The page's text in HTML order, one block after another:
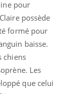
pour
possède
formé pour
baisse.
chiens
Les
que celui